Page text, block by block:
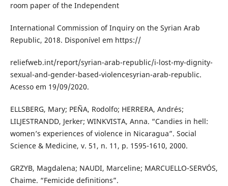
room paper of the Independent
International Commission of Inquiry on the Syrian Arab
Republic, 2018. Disponível em https://
reliefweb.int/report/syrian-arab-republic/i-lost-my-dignity-
sexual-and-gender-based-violencesyrian-arab-republic.
Acesso em 19/09/2020.
ELLSBERG, Mary; PEÑA, Rodolfo; HERRERA, Andrés;
LILJESTRANDD, Jerker; WINKVISTA, Anna. “Candies in hell:
women’s experiences of violence in Nicaragua”. Social
Science & Medicine, v. 51, n. 11, p. 1595-1610, 2000.
GRZYB, Magdalena; NAUDI, Marceline; MARCUELLO-SERVÓS,
Chaime. “Femicide definitions”.